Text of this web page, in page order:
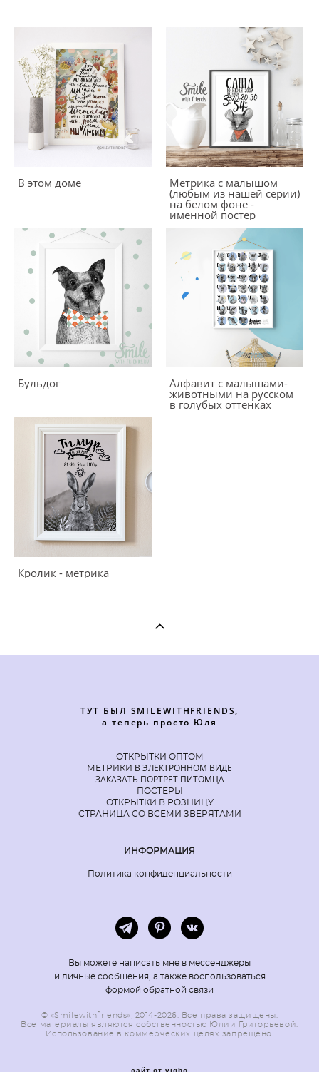
В этом доме Метрика с малышом
(любым из нашей серии)
на белом фоне -
именной постер
Бульдог Алфавит с малышами-
животными на русском
в голубых оттенках
Кролик - метрика
ТУТ БЫЛ SMILEWITHFRIENDS,
а теперь просто Юля
ОТКРЫТКИ ОПТОМ
МЕТРИКИ В ЭЛЕКТРОННОМ ВИДЕ
ЗАКАЗАТЬ ПОРТРЕТ ПИТОМЦА
ПОСТЕРЫ
ОТКРЫТКИ В РОЗНИЦУ
СТРАНИЦА СО ВСЕМИ ЗВЕРЯТАМИ
ИНФОРМАЦИЯ
Политика конфиденциальности
Вы можете написать мне в мессенджеры
и личные сообщения, а также воспользоваться
формой обратной связи
© «Smilewithfriends», 2014-2026. Все права защищены.
Все материалы являются собственностью Юлии Григорьевой.
Использование в коммерческих целях запрещено.
сайт от vigbo